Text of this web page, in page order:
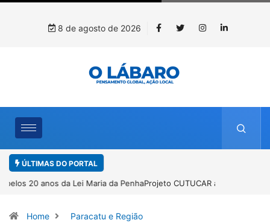
8 de agosto de 2026
ÚLTIMAS DO PORTAL
Projeto CUTUCAR abre nova edição e semeia o futuro por meio da
Home
Paracatu e Região